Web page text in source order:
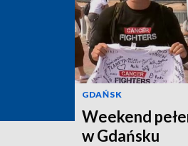
GDAŃSK
Weekend
w Gdańsku